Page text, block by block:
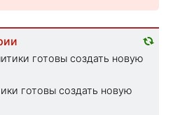
готовы создать новую
готовы создать новую